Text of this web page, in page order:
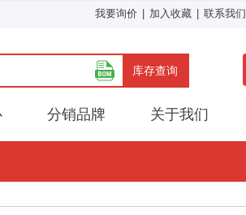
我要询价 加入收藏 联系我们
库存查询
分销品牌 关于我们